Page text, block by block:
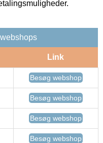
Link
Besøg webshop
Besøg webshop
Besøg webshop
Besøg webshop